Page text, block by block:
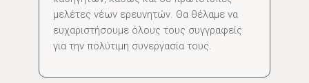
μελέτες νέων ερευνητών. Θα θέλαμε να
ευχαριστήσουμε όλους τους συγγραφείς
για την πολύτιμη συνεργασία τους.